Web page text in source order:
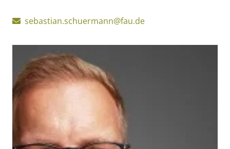
sebastian.schuermann@fau.de